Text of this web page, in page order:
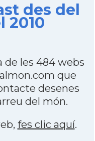
des del
2010
de les 484 webs
que
desenes
del món.
fes clic aquí.